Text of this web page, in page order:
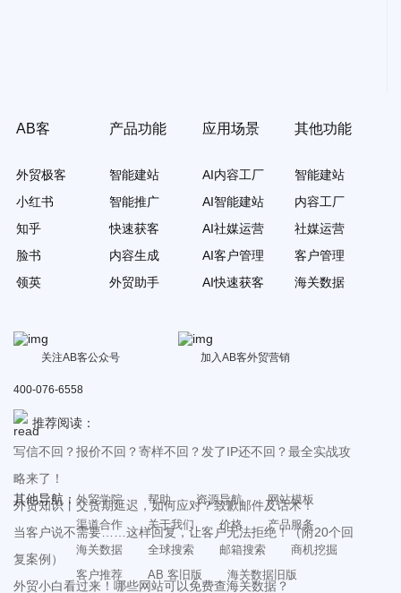
AB客
外贸极客
小红书
知乎
脸书
领英
产品功能
智能建站
智能推广
快速获客
内容生成
外贸助手
应用场景
AI内容工厂
AI智能建站
AI社媒运营
AI客户管理
AI快速获客
其他功能
智能建站
内容工厂
社媒运营
客户管理
海关数据
关注AB客公众号 加入AB客外贸营销
400-076-6558
推荐阅读：
写信不回？报价不回？寄样不回？发了IP还不回？最全实战攻
略来了！
外贸知识丨交货期延迟，如何应对？致歉邮件及话术！
当客户说不需要……这样回复，让客户无法拒绝！（附20个回
复案例）
外贸小白看过来！哪些网站可以免费查海关数据？
其他导航： 外贸学院 帮助 资源导航
网站模板
渠道合作
关于我们 价格
产品服务
海关数据
全球搜索 邮箱搜索
商机挖掘
客户推荐
AB 客旧版 海关数据旧版